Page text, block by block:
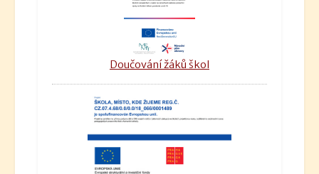
Doučování žáků škol